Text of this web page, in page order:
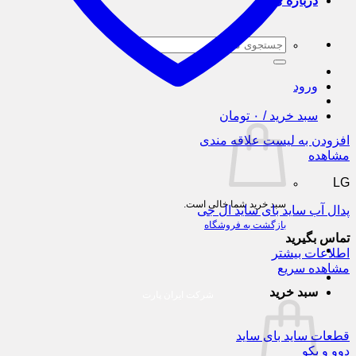
جستجو
برای:
ورود
سبد خرید / ۰ تومان
سبد خرید شما خالی است.
بازگشت به فروشگاه
سبد خرید
افزودن به لیست علاقه مندی
مشاهده
LG
پدال آب ساید بای ساید ال جی
تماس بگیرید
اطلاعات بیشتر
مشاهده سریع
قطعات ساید بای ساید
دوو و بکو